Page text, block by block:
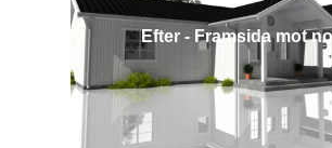
Efter - Framsida mot